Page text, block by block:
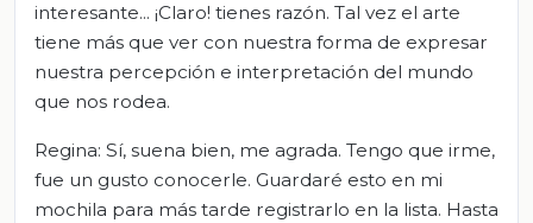
interesante... ¡Claro! tienes razón. Tal vez el arte
tiene más que ver con nuestra forma de expresar
nuestra percepción e interpretación del mundo
que nos rodea.
Regina: Sí, suena bien, me agrada. Tengo que irme,
fue un gusto conocerle. Guardaré esto en mi
mochila para más tarde registrarlo en la lista. Hasta